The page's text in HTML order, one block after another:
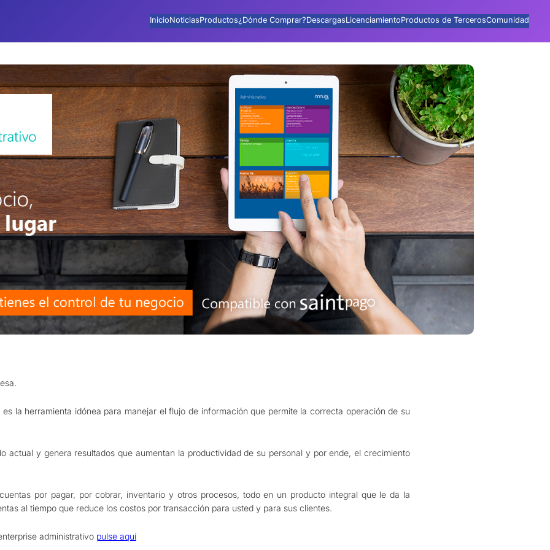
InicioNoticiasProductos¿Dónde Comprar?DescargasLicenciamientoProductos de TercerosComunidad
la herramienta idónea para manejar el flujo de información que permite la correcta operación de su
actual y genera resultados que aumentan la productividad de su personal y por ende, el crecimiento
por pagar, por cobrar, inventario y otros procesos, todo en un producto integral que le da la
al tiempo que reduce los costos por transacción para usted y para sus clientes.
administrativo pulse aquí